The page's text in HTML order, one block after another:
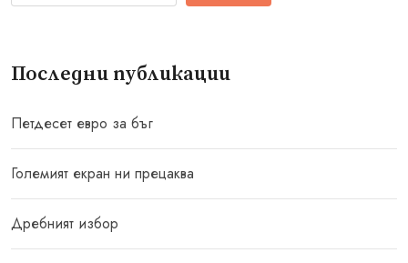
Последни публикации
Петдесет евро за бъг
Големият екран ни прецаква
Дребният избор